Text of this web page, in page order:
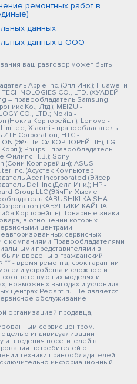
ремонтных работ в
данных
данных в ООО
ваш разговор может быть
Apple Inc. (Эпл Инк.); Huawei и
CO., LTD. (ХУАВЕЙ
правообладатель Samsung
Ко., Лтд.); MEIZU -
CO., LTD.; Nokia -
(Нокиа Корпорейшн); Lenovo -
Xiaomi - правообладатель
ZTE Corporation; HTC -
(Эйч-Ти-Си КОРПОРЕЙШН); LG -
Philips - правообладатель
Филипс Н.В.); Sony -
(Сони Корпорейшн); ASUS -
Inc. (Асустек Компьютер
Acer Incorporated (Эйсер
Dell Inc.(Делл Инк.); HP -
Group LLC (ЭйчПи Хьюлетт
KABUSHIKI KAISHA
(КАБУШИКИ КАЙША
Корпорейшн). Товарные знаки
в отношении которых
центрами
сервисных
с компаниями Правообладателями
представителями в
введены в гражданский
- время ремонта, срок гарантии
устройства и сложности
моделях и
возможных выгодах и условиях
центрах Pedant.ru. Не является
обслуживание
организацией продавца,
сервис центром.
целью индивидуализации
и введения посетителей в
потребителей о
техники правообладателей.
информационный